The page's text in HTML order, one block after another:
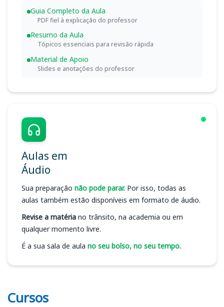
Guia Completo da Aula
PDF fiel à explicação do professor
Resumo da Aula
Tópicos essenciais para revisão rápida
Material de Apoio
Slides e anotações do professor
Aulas em
Áudio
Sua preparação não pode parar. Por isso, todas as
aulas também estão disponíveis em formato de áudio.
Revise a matéria no trânsito, na academia ou em
qualquer momento livre.
É a sua sala de aula no seu bolso, no seu tempo.
Cursos